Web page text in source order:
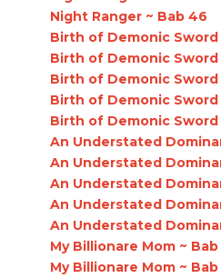
Night Ranger ~ Bab 46
Birth of Demonic Sword
Birth of Demonic Sword
Birth of Demonic Sword
Birth of Demonic Sword
Birth of Demonic Sword
An Understated
An Understated
An Understated
An Understated
An Understated
My Billionare Mom ~ Bab
My Billionare Mom ~